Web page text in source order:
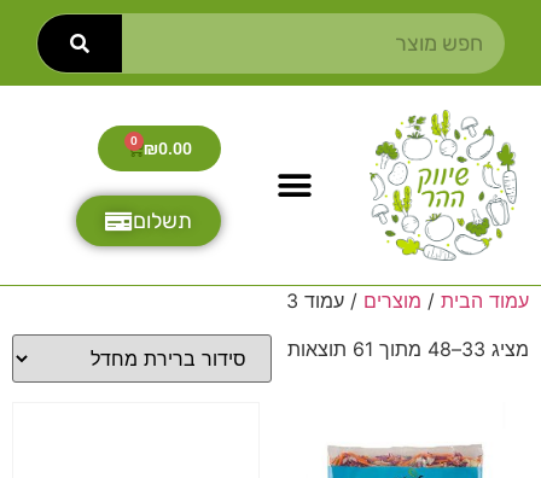
₪0.00
0
תשלום
עמוד הבית / מוצרים / עמוד 3
מציג 33–48 מתוך 61 תוצאות